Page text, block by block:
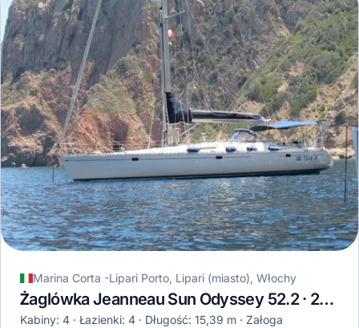
Marina Corta -Lipari Porto, Lipari (miasto), Włochy
Żaglówka Jeanneau Sun Odyssey 52.2 · 2001
Kabiny: 4 Łazienki: 4 Długość: 15,39 m
Załoga